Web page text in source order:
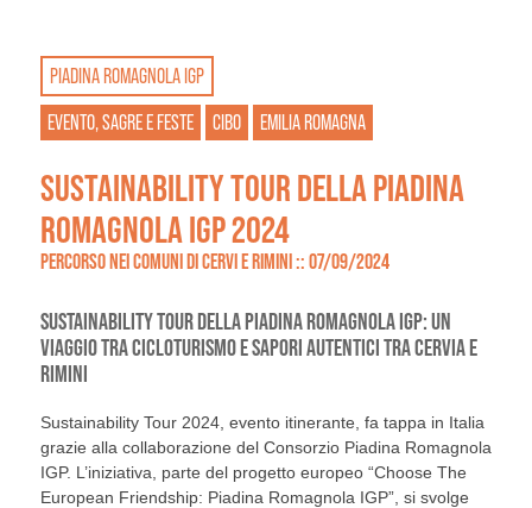
PIADINA ROMAGNOLA IGP
EVENTO, SAGRE E FESTE
CIBO EMILIA ROMAGNA
SUSTAINABILITY TOUR DELLA PIADINA
ROMAGNOLA IGP 2024
PERCORSO NEI COMUNI DI CERVI E RIMINI :: 07/09/2024
SUSTAINABILITY TOUR DELLA PIADINA ROMAGNOLA IGP: UN
VIAGGIO TRA CICLOTURISMO E SAPORI AUTENTICI TRA CERVIA E
RIMINI
Sustainability Tour 2024, evento itinerante, fa tappa in Italia
grazie alla collaborazione del Consorzio Piadina Romagnola
IGP. L’iniziativa, parte del progetto europeo “Choose The
European Friendship: Piadina Romagnola IGP”, si svolge